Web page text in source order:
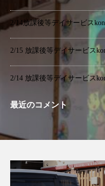
2/14放課後等デイサービス
2/15 放課後等デイサービス
2/14 放課後等デイサービス
最近のコメント